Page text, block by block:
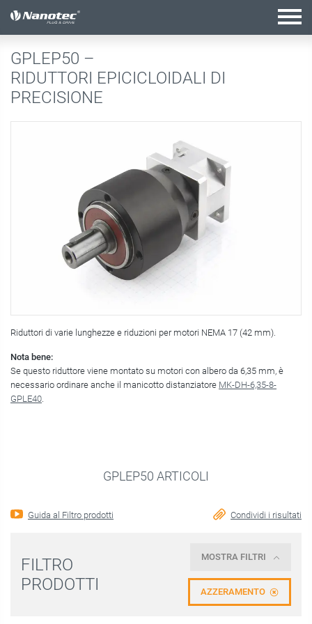
configurazione attiva
GPLEP50 –
RIDUTTORI EPICICLOIDALI DI
PRECISIONE
Riduttori di varie lunghezze e riduzioni per motori NEMA 17 (42 mm).
Nota bene:
Se questo riduttore viene montato su motori con albero da 6,35 mm, è
necessario ordinare anche il manicotto distanziatore MK-DH-6,35-8-
GPLE40.
GPLEP50 ARTICOLI
Guida al Filtro prodotti Condividi i risultati
FILTRO
PRODOTTI
MOSTRA FILTRI
AZZERAMENTO